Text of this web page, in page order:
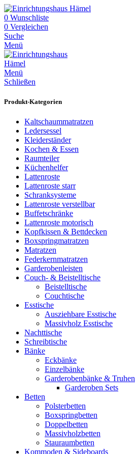
0 Wunschliste
0 Vergleichen
Suche
Menü
Menü
Schließen
Produkt-Kategorien
Kaltschaummatratzen
Ledersessel
Kleiderständer
Kochen & Essen
Raumteiler
Küchenhelfer
Lattenroste
Lattenroste starr
Schranksysteme
Lattenroste verstellbar
Buffetschränke
Lattenroste motorisch
Kopfkissen & Bettdecken
Boxspringmatratzen
Matratzen
Federkernmatratzen
Garderobenleisten
Couch- & Beistelltische
Beistelltische
Couchtische
Esstische
Ausziehbare Esstische
Massivholz Esstische
Nachttische
Schreibtische
Bänke
Eckbänke
Einzelbänke
Garderobenbänke & Truhen
Garderoben Sets
Betten
Polsterbetten
Boxspringbetten
Doppelbetten
Massivholzbetten
Stauraumbetten
Kommoden & Sideboards